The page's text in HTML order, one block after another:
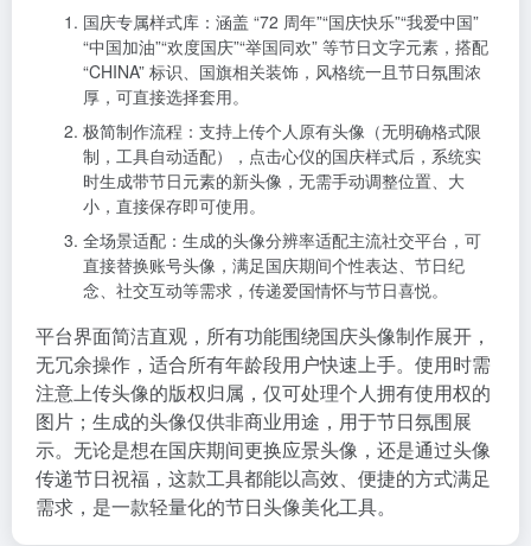
国庆专属样式库：涵盖 “72 周年”“国庆快乐”“我爱中国”
“中国加油”“欢度国庆”“举国同欢” 等节日文字元素，搭配
“CHINA” 标识、国旗相关装饰，风格统一且节日氛围浓
厚，可直接选择套用。
极简制作流程：支持上传个人原有头像（无明确格式限
制，工具自动适配），点击心仪的国庆样式后，系统实
时生成带节日元素的新头像，无需手动调整位置、大
小，直接保存即可使用。
全场景适配：生成的头像分辨率适配主流社交平台，可
直接替换账号头像，满足国庆期间个性表达、节日纪
念、社交互动等需求，传递爱国情怀与节日喜悦。
平台界面简洁直观，所有功能围绕国庆头像制作展开，
无冗余操作，适合所有年龄段用户快速上手。使用时需
注意上传头像的版权归属，仅可处理个人拥有使用权的
图片；生成的头像仅供非商业用途，用于节日氛围展
示。无论是想在国庆期间更换应景头像，还是通过头像
传递节日祝福，这款工具都能以高效、便捷的方式满足
需求，是一款轻量化的节日头像美化工具。